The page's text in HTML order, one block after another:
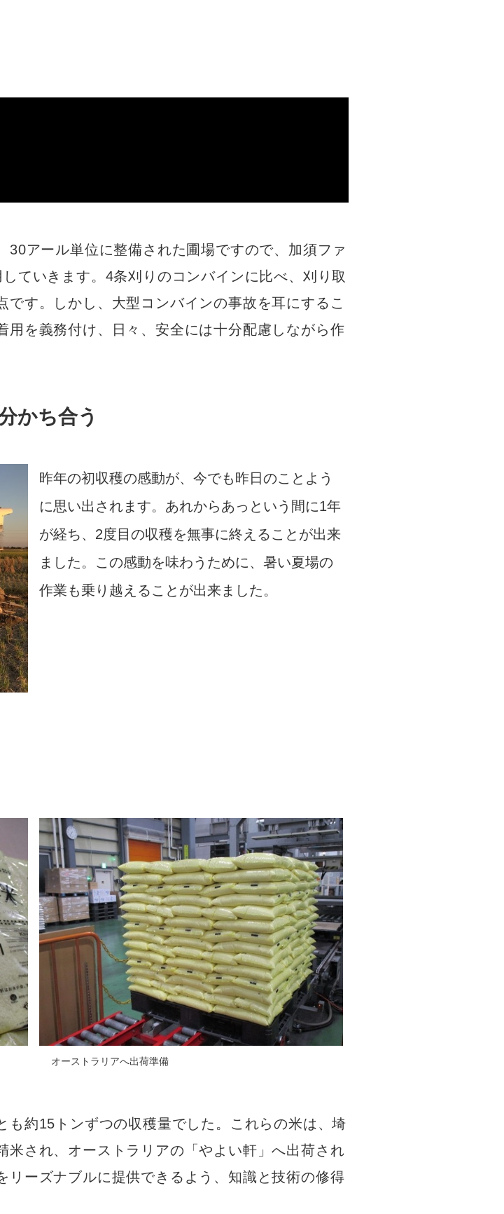
アール単位に整備された圃場ですので、加須ファ
ていきます。4条刈りのコンバインに比べ、刈り取
す。しかし、大型コンバインの事故を耳にするこ
用を義務付け、日々、安全には十分配慮しながら作
かち合う
昨年の初収穫の感動が、今でも昨日のことよう
に思い出されます。あれからあっという間に1年
が経ち、2度目の収穫を無事に終えることが出来
ました。 この感動を味わうために、暑い夏場の
作業も乗り越えることが出来ました。
オーストラリアへ出荷準備
約15トンずつの収穫量でした。これらの米は、埼
米され、オーストラリアの「やよい軒」へ出荷され
リーズナブルに提供できるよう、知識と技術の修得